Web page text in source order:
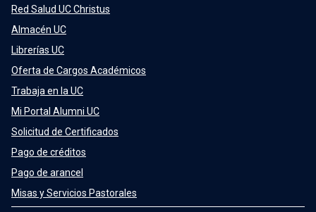
Red Salud UC Christus
Almacén UC
Librerías UC
Oferta de Cargos Académicos
Trabaja en la UC
Mi Portal Alumni UC
Solicitud de Certificados
Pago de créditos
Pago de arancel
Misas y Servicios Pastorales